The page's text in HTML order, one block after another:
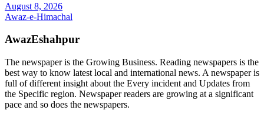
August 8, 2026
Awaz-e-Himachal
AwazEshahpur
The newspaper is the Growing Business. Reading newspapers is the
best way to know latest local and international news. A newspaper is
full of different insight about the Every incident and Updates from
the Specific region. Newspaper readers are growing at a significant
pace and so does the newspapers.